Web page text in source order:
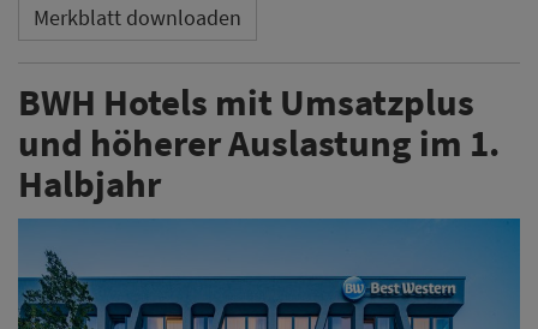
Merkblatt downloaden
BWH Hotels mit Umsatzplus
und höherer Auslastung im 1.
Halbjahr